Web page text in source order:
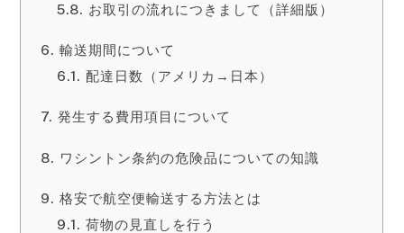
お取引の流れにつきまして（詳細版）
輸送期間について
配達日数（アメリカ→日本）
発生する費用項目について
ワシントン条約の危険品についての知識
格安で航空便輸送する方法とは
荷物の見直しを行う